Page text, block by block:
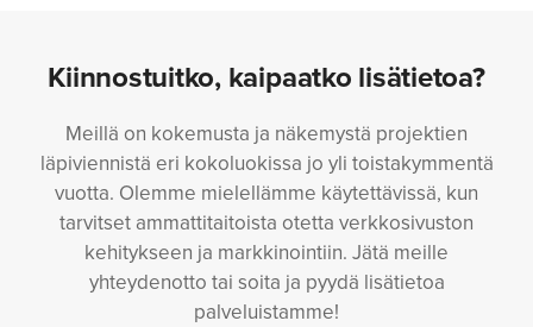
Kiinnostuitko, kaipaatko lisätietoa?
Meillä on kokemusta ja näkemystä projektien
läpiviennistä eri kokoluokissa jo yli toistakymmentä
vuotta. Olemme mielellämme käytettävissä, kun
tarvitset ammattitaitoista otetta verkkosivuston
kehitykseen ja markkinointiin. Jätä meille
yhteydenotto tai soita ja pyydä lisätietoa
palveluistamme!